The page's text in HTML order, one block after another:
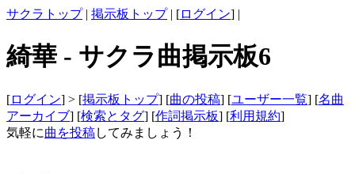
サクラトップ| 掲示板トップ| [ログイン] |
綺華 - サクラ曲掲示板6
[ログイン] > [掲示板トップ] [曲の投稿] [ユーザー一覧] [名曲
アーカイブ] [検索とタグ] [作詞掲示板] [利用規約]
気軽に曲を投稿してみましょう！